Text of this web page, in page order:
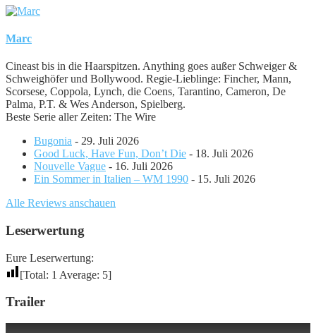
Marc
Cineast bis in die Haarspitzen. Anything goes außer Schweiger &
Schweighöfer und Bollywood. Regie-Lieblinge: Fincher, Mann,
Scorsese, Coppola, Lynch, die Coens, Tarantino, Cameron, De
Palma, P.T. & Wes Anderson, Spielberg.
Beste Serie aller Zeiten: The Wire
Bugonia - 29. Juli 2026
Good Luck, Have Fun, Don’t Die - 18. Juli 2026
Nouvelle Vague - 16. Juli 2026
Ein Sommer in Italien – WM 1990 - 15. Juli 2026
Alle Reviews anschauen
Leserwertung
Eure Leserwertung:
[Total: 1 Average: 5]
Trailer